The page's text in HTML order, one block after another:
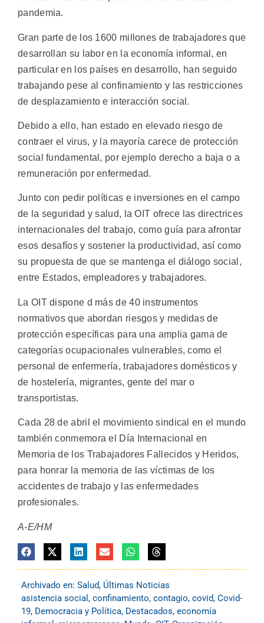
pandemia.
Gran parte de los 1600 millones de trabajadores que
desarrollan su labor en la economía informal, en
particular en los países en desarrollo, han seguido
trabajando pese al confinamiento y las restricciones
de desplazamiento e interacción social.
Debido a ello, han estado en elevado riesgo de
contraer el virus, y la mayoría carece de protección
social fundamental, por ejemplo derecho a baja o a
remuneración por enfermedad.
Junto con pedir políticas e inversiones en el campo
de la seguridad y salud, la OIT ofrece las directrices
internacionales del trabajo, como guía para afrontar
esos desafíos y sostener la productividad, así como
su propuesta de que se mantenga el diálogo social,
entre Estados, empleadores y trabajadores.
La OIT dispone d más de 40 instrumentos
normativos que abordan riesgos y medidas de
protección específicas para una amplia gama de
categorías ocupacionales vulnerables, como el
personal de enfermería, trabajadores domésticos y
de hostelería, migrantes, gente del mar o
transportistas.
Cada 28 de abril el movimiento sindical en el mundo
también conmemora el Día Internacional en
Memoria de los Trabajadores Fallecidos y Heridos,
para honrar la memoria de las víctimas de los
accidentes de trabajo y las enfermedades
profesionales.
A-E/HM
Archivado en: Salud, Últimas Noticias
asistencia social , confinamiento, contagio, covid, Covid-
19, Democracia y Política, Destacados, economía